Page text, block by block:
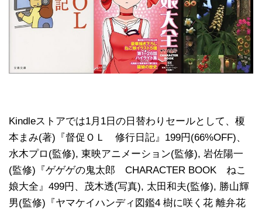
Kindleストアでは1月1日の日替わりセールとして、榎
本まみ(著)『督促ＯＬ 修行日記』199円(66%OFF)、
水木プロ(監修), 東映アニメーション(監修), 岩佐陽一
(監修)『ゲゲゲの鬼太郎 CHARACTER BOOK ねこ
娘大全』499円、茂木透(写真), 太田和夫(監修), 勝山輝
男(監修)『ヤマケイハンディ図鑑4 樹に咲く花 離弁花